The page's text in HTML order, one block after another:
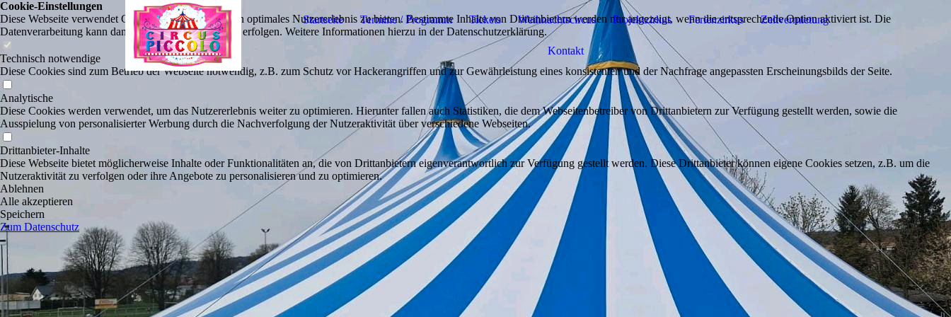
Startseite Termine / Programm Tickets Weihnachtscircus Projektzirkus Ferienzirkus Zeltvermietung
Kontakt
Cookie-Einstellungen
Diese Webseite verwendet Cookies, um Besuchern ein optimales Nutzererlebnis zu bieten. Bestimmte Inhalte von Drittanbietern werden nur angezeigt, wenn die entsprechende Option aktiviert ist. Die
Datenverarbeitung kann dann auch in einem Drittland erfolgen. Weitere Informationen hierzu in der Datenschutzerklärung.
Technisch notwendige
Diese Cookies sind zum Betrieb der Webseite notwendig, z.B. zum Schutz vor Hackerangriffen und zur Gewährleistung eines konsistenten und der Nachfrage angepassten Erscheinungsbilds der Seite.
Analytische
Diese Cookies werden verwendet, um das Nutzererlebnis weiter zu optimieren. Hierunter fallen auch Statistiken, die dem Webseitenbetreiber von Drittanbietern zur Verfügung gestellt werden, sowie die
Ausspielung von personalisierter Werbung durch die Nachverfolgung der Nutzeraktivität über verschiedene Webseiten.
Drittanbieter-Inhalte
Diese Webseite bietet möglicherweise Inhalte oder Funktionalitäten an, die von Drittanbietern eigenverantwortlich zur Verfügung gestellt werden. Diese Drittanbieter können eigene Cookies setzen, z.B. um die
Nutzeraktivität zu verfolgen oder ihre Angebote zu personalisieren und zu optimieren.
Ablehnen
Alle akzeptieren
Speichern
Zum Datenschutz